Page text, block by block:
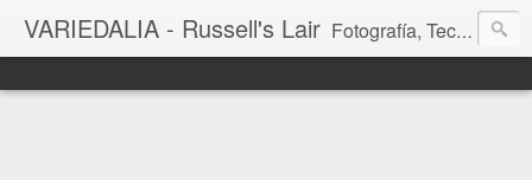
VARIEDALIA - Russell's Lair Fotografía, Tecnología, Cine y Videojuegos en un Blog Multitemática. El rinconcito del creador de FotoMuseo 3D y Left 4 SGC.